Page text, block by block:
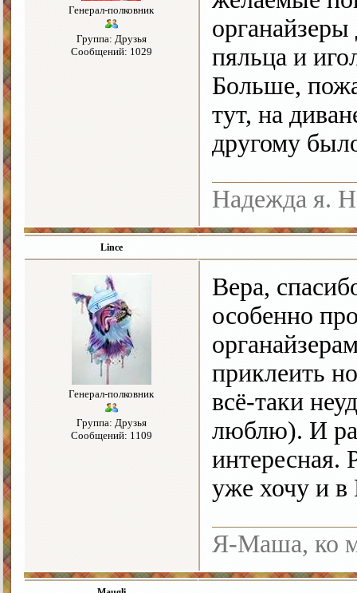
Генерал-полковник
Группа: Друзья
Сообщений: 1029
пяльца и
Больше,
тут, на
другому
Надежда я.
Lince
Генерал-полковник
Группа: Друзья
Сообщений: 1109
Вера,
особенно
приклеить
всё-таки
люблю). И
интересная.
уже хочу и в
Я-Маша, ко